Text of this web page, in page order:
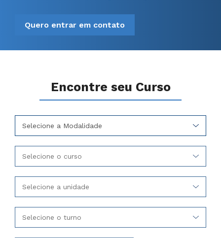
Quero entrar em contato
Encontre seu Curso
Selecione a Modalidade
Selecione o curso
Selecione a unidade
Selecione o turno